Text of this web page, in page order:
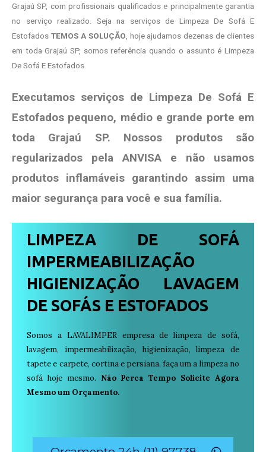
Grajaú SP, com profissionais qualificados e principalmente garantia
no serviço realizado. Seja na serviços de Limpeza De Sofá E
Estofados TEMOS A SOLUÇÃO , hoje ajudamos dezenas de clientes
em toda Grajaú SP, somos referência quando o assunto é Limpeza
De Sofá E Estofados.
Executamos serviços de Limpeza De Sofá E
Estofados pequeno, médio e grande porte em
toda Grajaú SP. Nossos produtos são
regularizados pela ANVISA e não usamos
produtos inflamáveis garantindo assim uma
maior segurança para você e sua família.
LIMPEZA DE SOFÁ
IMPERMEABILIZAÇÃO
HIGIENIZAÇÃO LAVAGEM
DE SOFÁS E ESTOFADOS
Somos a LAVALIMPER empresa de limpeza de sofá,
lavagem, impermeabilização, higienização, limpeza de
tapete e carpete, cortina e persiana, faça um a limpeza no
sofá hoje mesmo. Não Perca Tempo Solicite Agora
Mesmo um Orçamento.